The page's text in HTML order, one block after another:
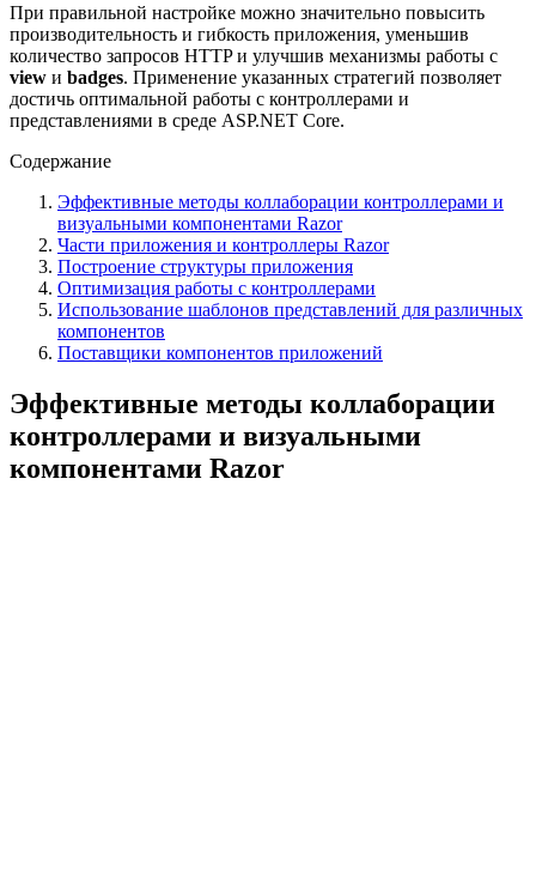
При правильной настройке можно значительно повысить
производительность и гибкость приложения, уменьшив
количество запросов HTTP и улучшив механизмы работы с
view и badges. Применение указанных стратегий позволяет
достичь оптимальной работы с контроллерами и
представлениями в среде ASP.NET Core.
Содержание
Эффективные методы коллаборации контроллерами и
визуальными компонентами Razor
Части приложения и контроллеры Razor
Построение структуры приложения
Оптимизация работы с контроллерами
Использование шаблонов представлений для различных
компонентов
Поставщики компонентов приложений
Эффективные методы коллаборации
контроллерами и визуальными
компонентами Razor